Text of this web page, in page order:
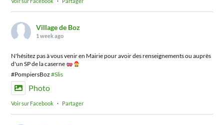
Village de Boz
1 week ago
N'hésitez pas à vous venir en Mairie pour avoir des renseignements ou auprès
d'un SP de la caserne
#PompiersBoz#Slis
Photo
Voir sur Facebook · Partager